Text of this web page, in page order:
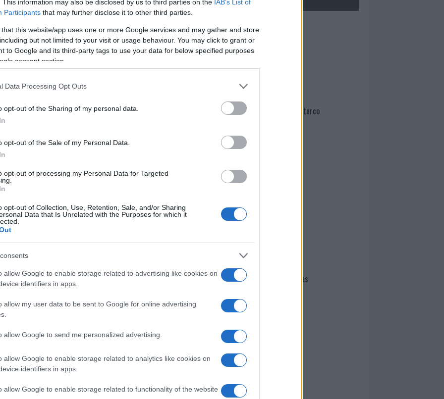
This information may also be disclosed by us to third parties on the IAB’s List of
Participants that may further disclose it to other third parties.
that this website/app uses one or more Google services and may gather and store
but not limited to your visit or usage behaviour. You may click to grant or
to Google and its third-party tags to use your data for below specified purposes
consent section.
Data Processing Opt Outs
opt-out of the Sharing of my personal data.
opt-out of the Sale of my Personal Data.
opt-out of processing my Personal Data for Targeted
opt-out of Collection, Use, Retention, Sale, and/or Sharing
Data that Is Unrelated with the Purposes for which it
allow Google to enable storage related to advertising like cookies on
identifiers in apps.
allow my user data to be sent to Google for online advertising
allow Google to send me personalized advertising.
allow Google to enable storage related to analytics like cookies on
identifiers in apps.
allow Google to enable storage related to functionality of the website
contributo fresco e innovativo alla nostra
per le aziende del comparto e i cittadini.
Paesaggi la recente adesione al circuito
con maggiore enfasi le
nazionale”.
ha coinvolto gruppi di studenti nella
cantine vitivinicole di Arzachena
aziende e cittadini scopriranno le
rurali e acquisiranno maggiore
crescita e sviluppo – precisa il professor
edifici di produzione e di
in cui il vino diventa protagonista nella
avviene in Toscana, dove la
storia del
sono un’attrazione”.
cliccandoqui
nella sezione
Studenti Cantine Arzachena
Mario Malu
Paolo Pinna
Martina Agostina Diturco
Giovannimaria Cabras